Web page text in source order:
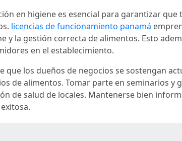
en higiene es esencial para garantizar
licencias de funcionamiento panamá
y la gestión correcta de alimentos. Esto
en el establecimiento.
que los dueños de negocios se sostengan
de alimentos. Tomar parte en seminarios
de salud de locales. Mantenerse bien